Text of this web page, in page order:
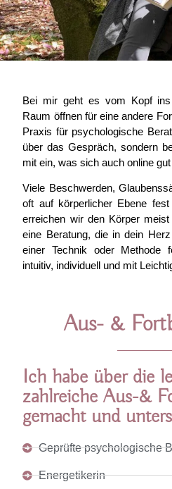
Bei mir geht es vom Kopf
Raum öffnen für eine andere
Praxis für psychologische
über das Gespräch, sondern
mit ein, was sich auch online
Viele Beschwerden,
oft auf körperlicher Ebene
erreichen wir den Körper
eine Beratung, die in dein
einer Technik oder Methode
intuitiv, individuell und mit
Aus- &
Ich habe über die
zahlreiche Aus-&
gemacht und
Geprüfte psychologische
Energetikerin